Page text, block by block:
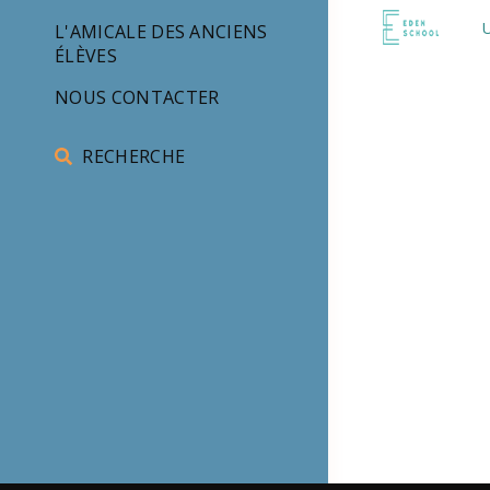
L'AMICALE DES ANCIENS
ÉLÈVES
NOUS CONTACTER
RECHERCHE